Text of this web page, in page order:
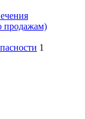
продажам)
1